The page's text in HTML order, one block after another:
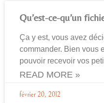
Qu’est-ce-qu’un
Ça y est, vous avez
commander. Bien vous
pouvoir recevoir vos
READ MORE »
février 20, 2012